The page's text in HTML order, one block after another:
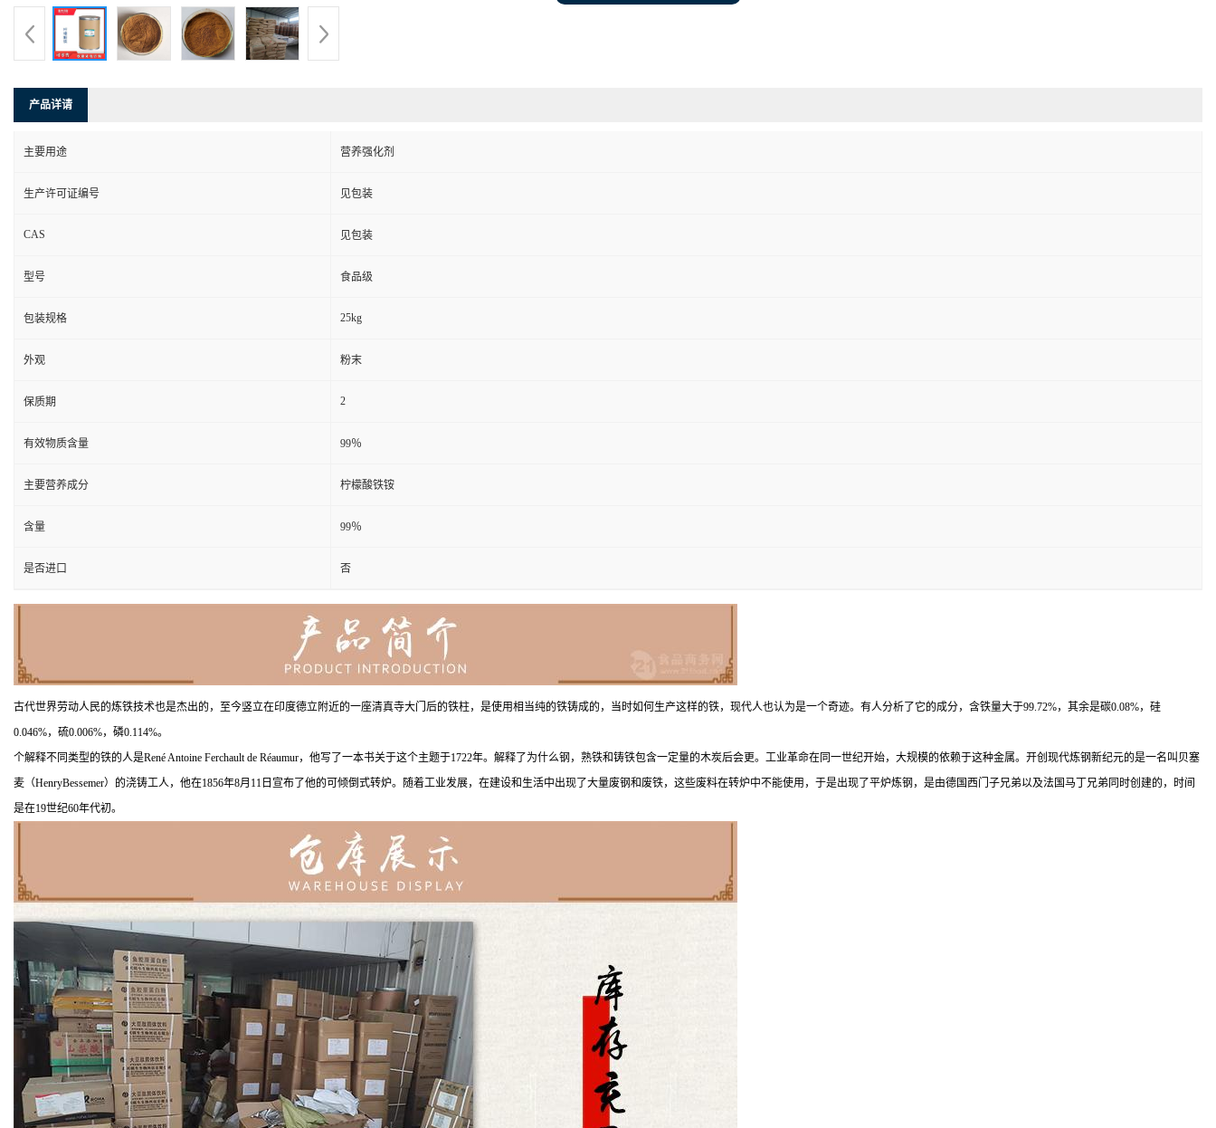
产品详请
主要用途 营养强化剂
生产许可证编号 见包装
CAS 见包装
型号 食品级
包装规格 25kg
外观 粉末
保质期 2
有效物质含量 99％
主要营养成分 柠檬酸铁铵
含量 99％
是否进口 否
古代世界劳动人民的炼铁技术也是杰出的，至今竖立在印度德立附近的一座清真寺大门后的铁柱，是使用相当纯的铁铸成的，当时如何生产这样的铁，现代人也认为是一个奇迹。有人分析了它的成分，含铁量大于99.72%，其余是碳0.08%，硅
0.046%，硫0.006%，磷0.114%。
个解释不同类型的铁的人是René Antoine Ferchault de Réaumur，他写了一本书关于这个主题于1722年。解释了为什么钢，熟铁和铸铁包含一定量的木炭后会更。工业革命在同一世纪开始，大规模的依赖于这种金属。开创现代炼钢新纪元的是一名叫贝塞
麦（HenryBessemer）的浇铸工人，他在1856年8月11日宣布了他的可倾倒式转炉。随着工业发展，在建设和生活中出现了大量废钢和废铁，这些废料在转炉中不能使用，于是出现了平炉炼钢，是由德国西门子兄弟以及法国马丁兄弟同时创建的，时间
是在19世纪60年代初。